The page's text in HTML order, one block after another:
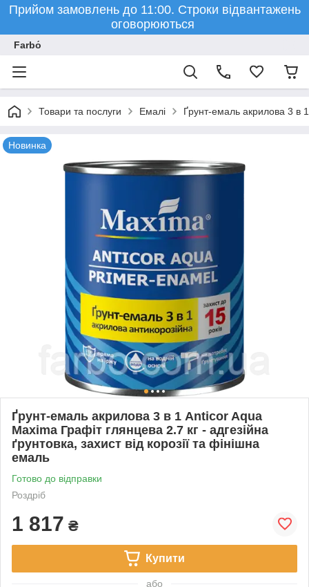
Прийом замовлень до 11:00. Строки відвантажень
оговорюються
Farbо́
Товари та послуги Емалі Ґрунт-емаль акрилова 3 в 1
Новинка
Ґрунт-емаль акрилова 3 в 1 Anticor Aqua
Maxima Графіт глянцева 2.7 кг - адгезійна
ґрунтовка, захист від корозії та фінішна
емаль
Готово до відправки
Роздріб
1 817 ₴
Купити
або